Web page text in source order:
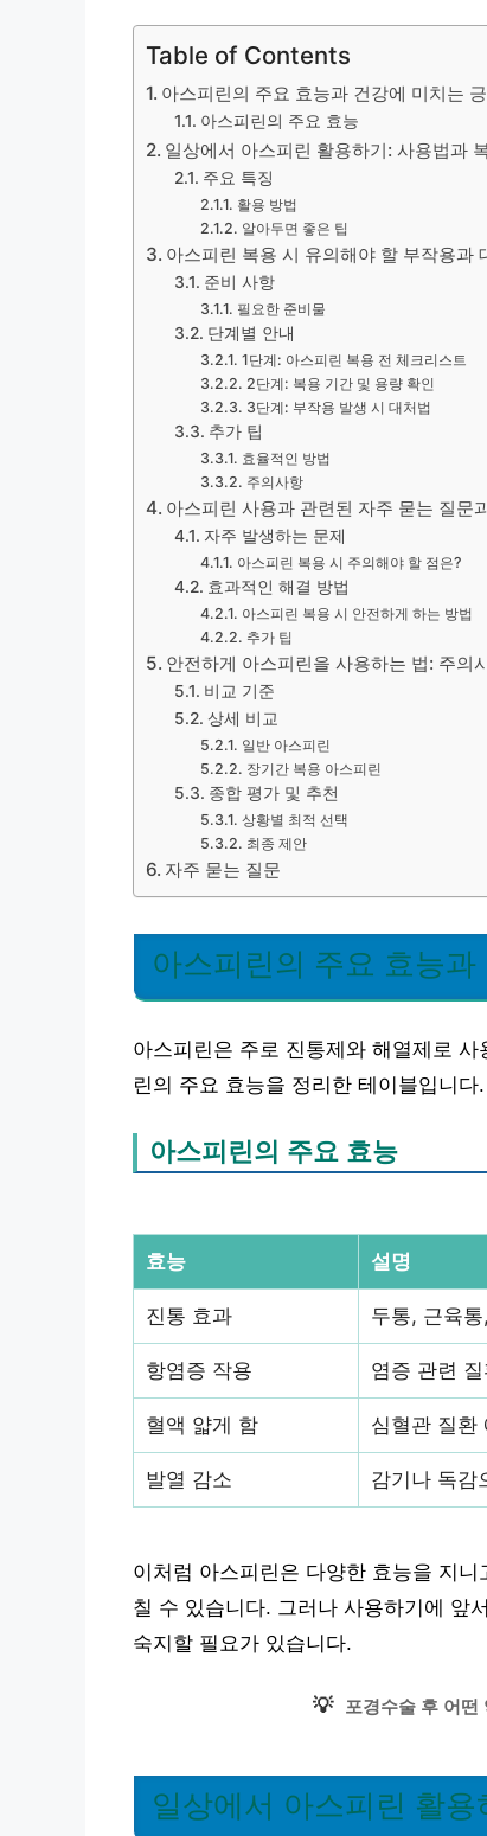
Table of Contents
아스피린의 주요 효능과 건강에 미치는
아스피린의 주요 효능
일상에서 아스피린 활용하기: 사용법과
주요 특징
활용 방법
알아두면 좋은 팁
아스피린 복용 시 유의해야 할 부작용과
준비 사항
필요한 준비물
단계별 안내
1단계: 아스피린 복용 전 체크리스트
2단계: 복용 기간 및 용량 확인
3단계: 부작용 발생 시 대처법
추가 팁
효율적인 방법
주의사항
아스피린 사용과 관련된 자주 묻는 질문
자주 발생하는 문제
아스피린 복용 시 주의해야 할 점은?
효과적인 해결 방법
아스피린 복용 시 안전하게 하는 방법
추가 팁
안전하게 아스피린을 사용하는 법: 주의
비교 기준
상세 비교
일반 아스피린
장기간 복용 아스피린
종합 평가 및 추천
상황별 최적 선택
최종 제안
자주 묻는 질문
아스피린의 주요 효능
아스피린은 주로 진통제와 해열제로
린의 주요 효능을 정리한 테이블입니다.
아스피린의 주요 효능
효능 설명
진통 효과 두통, 근육
항염증 작용 염증 관련
혈액 얇게 함 심혈관 질환
발열 감소 감기나 독감
이처럼 아스피린은 다양한 효능을 지
칠 수 있습니다. 그러나 사용하기에 앞
숙지할 필요가 있습니다.
💡 포경수술 후 어떤
일상에서 아스피린 활용